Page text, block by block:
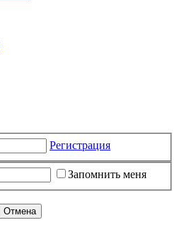
Регистрация
Запомнить меня
Отмена